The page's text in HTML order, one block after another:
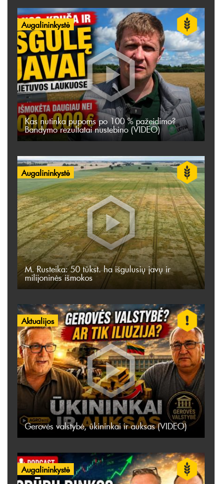
Augalininkystė
Kas nutinka pupoms po 100 % pažeidimo?
Bandymo rezultatai nustebino (VIDEO)
Augalininkystė
M. Rusteika: 50 tūkst. ha išgulusių javų ir
milijoninės išmokos
Aktualijos
Gerovės valstybė, ūkininkai ir auksas (VIDEO)
Augalininkystė